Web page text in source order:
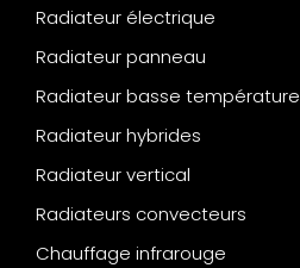
Radiateur électrique
Radiateur panneau
Radiateur basse température
Radiateur hybrides
Radiateur vertical
Radiateurs convecteurs
Chauffage infrarouge